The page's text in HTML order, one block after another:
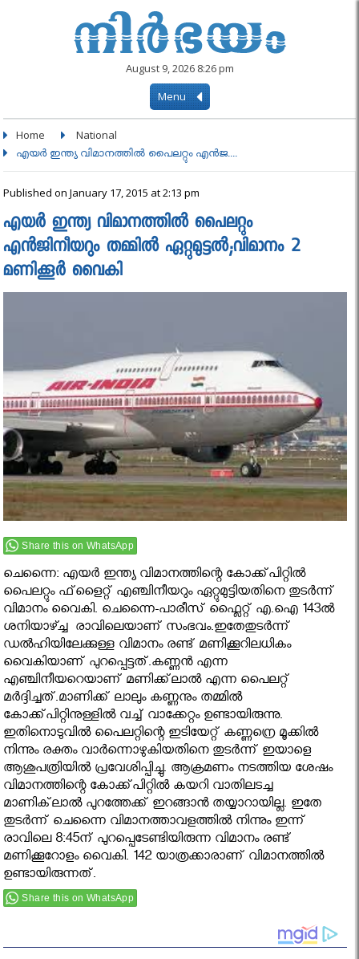
August 9, 2026 8:26 pm
Menu
Home National
എയര്‍ ഇന്ത്യ വിമാനത്തില്‍ പൈലറ്റും എന്‍ജ....
Published on January 17, 2015 at 2:13 pm
എയര്‍ ഇന്ത്യ വിമാനത്തില്‍ പൈലറ്റും
എന്‍ജിനീയറും തമ്മില്‍ ഏറ്റുമുട്ടല്‍;വിമാനം 2
മണിക്കൂര്‍ വൈകി
Share this on WhatsApp
ചെന്നൈ: എയര്‍ ഇന്ത്യ വിമാനത്തിന്റെ കോക്ക്പിറ്റില്‍
പൈലറ്റും ഫ്‌ളൈറ്റ് എഞ്ചിനീയറും ഏറ്റുമുട്ടിയതിനെ തുടർന്ന്
വിമാനം വൈകി. ചെന്നൈ-പാരീസ് ഫ്ലൈറ്റ് എ.ഐ 143ൽ
ശനിയാഴ്ച്ച രാവിലെയാണ് സംഭവം.ഇതേതുടര്‍ന്ന്
ഡല്‍ഹിയിലേക്കുള്ള വിമാനം രണ്ട് മണിക്കൂറിലധികം
വൈകിയാണ് പുറപ്പെട്ടത്.കണ്ണന്‍ എന്ന
എഞ്ചിനീയറെയാണ് മണിക്ക്‌ലാല്‍ എന്ന പൈലറ്റ്
മര്‍ദ്ദിച്ചത്.മാണിക്ക് ലാലും കണ്ണനും തമ്മിൽ
കോക്ക്പിറ്റിനുള്ളിൽ വച്ച് വാക്കേറ്റം ഉണ്ടായിരുന്നു.
ഇതിനൊടുവിൽ പൈലറ്റിന്റെ ഇടിയേറ്റ് കണ്ണന്രെ മൂക്കിൽ
നിന്നും രക്തം വാ‌ർന്നൊഴുകിയതിനെ തുടർന്ന് ഇയാളെ
ആശുപത്രിയിൽ പ്രവേശിപ്പിച്ചു. ആക്രമണം നടത്തിയ ശേഷം
വിമാനത്തിന്റെ കോക്ക്പിറ്റിൽ കയറി വാതിലടച്ച
മാണിക്‌ലാൽ പുറത്തേക്ക് ഇറങ്ങാൻ തയ്യാറായില്ല. ഇതേ
തുടർന്ന് ചെന്നൈ വിമാനത്താവളത്തിൽ നിന്നും ഇന്ന്
രാവിലെ 8:45ന് പുറപ്പെടേണ്ടിയിരുന്ന വിമാനം രണ്ട്
മണിക്കൂറോളം വൈകി. 142 യാത്രക്കാരാണ് വിമാനത്തിൽ
ഉണ്ടായിരുന്നത്.
Share this on WhatsApp